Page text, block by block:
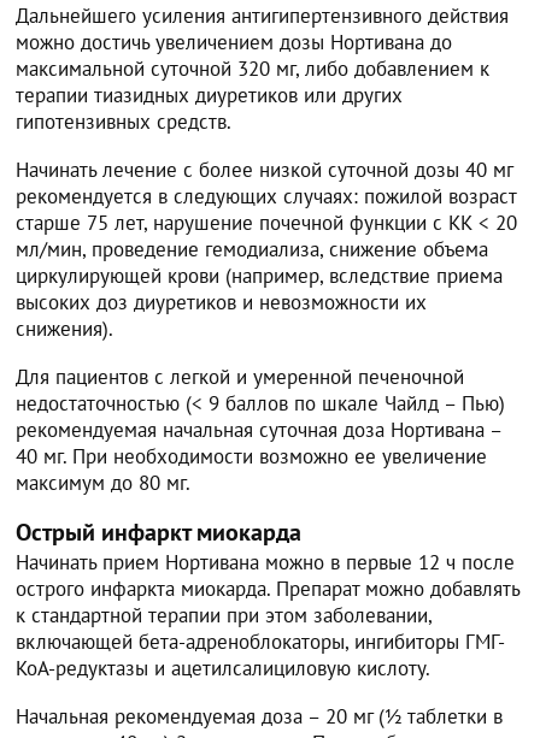
Дальнейшего усиления антигипертензивного действия
можно достичь увеличением дозы Нортивана до
максимальной суточной 320 мг, либо добавлением к
терапии тиазидных диуретиков или других
гипотензивных средств.
Начинать лечение с более низкой суточной дозы 40 мг
рекомендуется в следующих случаях: пожилой возраст
старше 75 лет, нарушение почечной функции с КК < 20
мл/мин, проведение гемодиализа, снижение объема
циркулирующей крови (например, вследствие приема
высоких доз диуретиков и невозможности их
снижения).
Для пациентов с легкой и умеренной печеночной
недостаточностью (< 9 баллов по шкале Чайлд – Пью)
рекомендуемая начальная суточная доза Нортивана –
40 мг. При необходимости возможно ее увеличение
максимум до 80 мг.
Острый инфаркт миокарда
Начинать прием Нортивана можно в первые 12 ч после
острого инфаркта миокарда. Препарат можно добавлять
к стандартной терапии при этом заболевании,
включающей бета-адреноблокаторы, ингибиторы ГМГ-
КоА-редуктазы и ацетилсалициловую кислоту.
Начальная рекомендуемая доза – 20 мг (½ таблетки в